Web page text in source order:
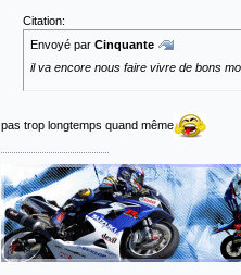
Citation:
Envoyé par Cinquante
il va encore nous faire vivre de bons
pas trop longtemps quand même